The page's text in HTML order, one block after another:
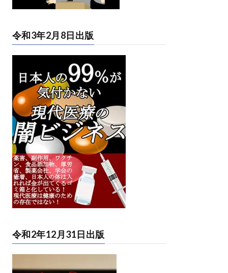
令和3年2月8日出版
令和2年12月31日出版